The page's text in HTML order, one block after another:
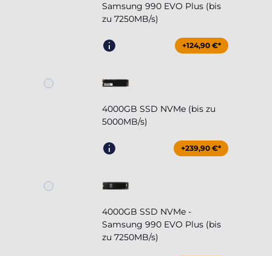
Samsung 990 EVO Plus (bis
zu 7250MB/s)
+124,90 €*
4000GB SSD NVMe (bis zu
5000MB/s)
+239,90 €*
4000GB SSD NVMe -
Samsung 990 EVO Plus (bis
zu 7250MB/s)